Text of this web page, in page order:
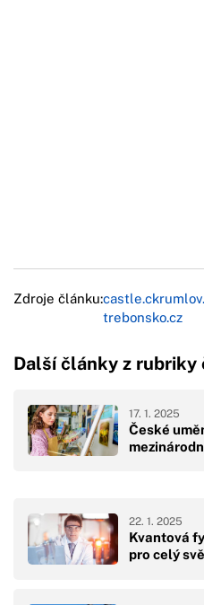
Zdroje článku:
trebonsko.cz
Další články z rubriky
České
17. 1. 2025
Kvantová
pro celý
22. 1. 2025